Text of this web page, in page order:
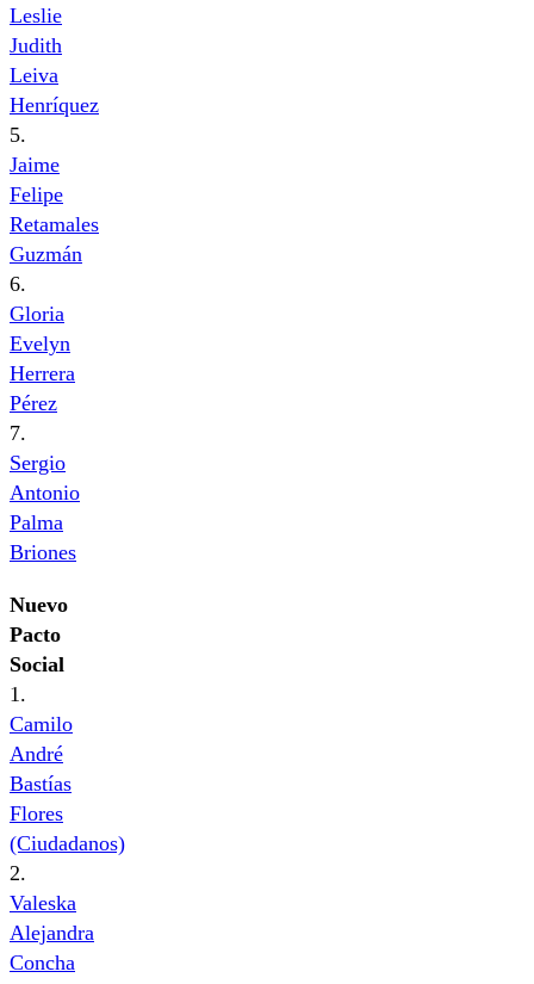
Leslie
Judith
Leiva
Henríquez
5.
Jaime
Felipe
Retamales
Guzmán
6.
Gloria
Evelyn
Herrera
Pérez
7.
Sergio
Antonio
Palma
Briones
Nuevo
Pacto
Social
1.
Camilo
André
Bastías
Flores
(Ciudadanos)
2.
Valeska
Alejandra
Concha